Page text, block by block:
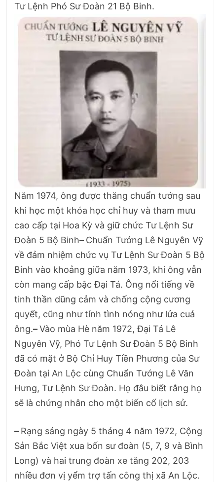
Tư Lệnh Phó Sư Đoàn 21 Bộ Binh.
Năm 1974, ông được thăng chuẩn tướng sau
khi học một khóa học chỉ huy và tham mưu
cao cấp tại Hoa Kỳ và giữ chức Tư Lệnh Sư
Đoàn 5 Bộ Binh– Chuẩn Tướng Lê Nguyên Vỹ
về đảm nhiệm chức vụ Tư Lệnh Sư Đoàn 5 Bộ
Binh vào khoảng giữa năm 1973, khi ông vẫn
còn mang cấp bậc Đại Tá. Ông nổi tiếng về
tinh thần dũng cảm và chống cộng cương
quyết, cũng như tính tình nóng như lửa cuả
ông.–Vào mùa Hè năm 1972, Đại Tá Lê
Nguyên Vỹ, Phó Tư Lệnh Sư Đoàn 5 Bộ Binh
đã có mặt ở Bộ Chỉ Huy Tiền Phương của Sư
Đoàn tại An Lộc cùng Chuẩn Tướng Lê Văn
Hưng, Tư Lệnh Sư Đoàn. Họ đâu biết rằng họ
sẽ là chứng nhân cho một biến cố lịch sử.
– Rạng sáng ngày 5 tháng 4 năm 1972, Cộng
Sản Bắc Việt xua bốn sư đoàn (5, 7, 9 và Bình
Long) và hai trung đoàn xe tăng 202, 203
nhiều đơn vị yểm trợ tấn công thị xã An Lộc.